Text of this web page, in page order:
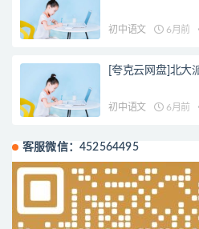
初中语文 6月前
[夸克云网盘]北大
初中语文 6月前
客服微信：452564495